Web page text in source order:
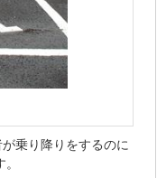
乗り降りをするのに